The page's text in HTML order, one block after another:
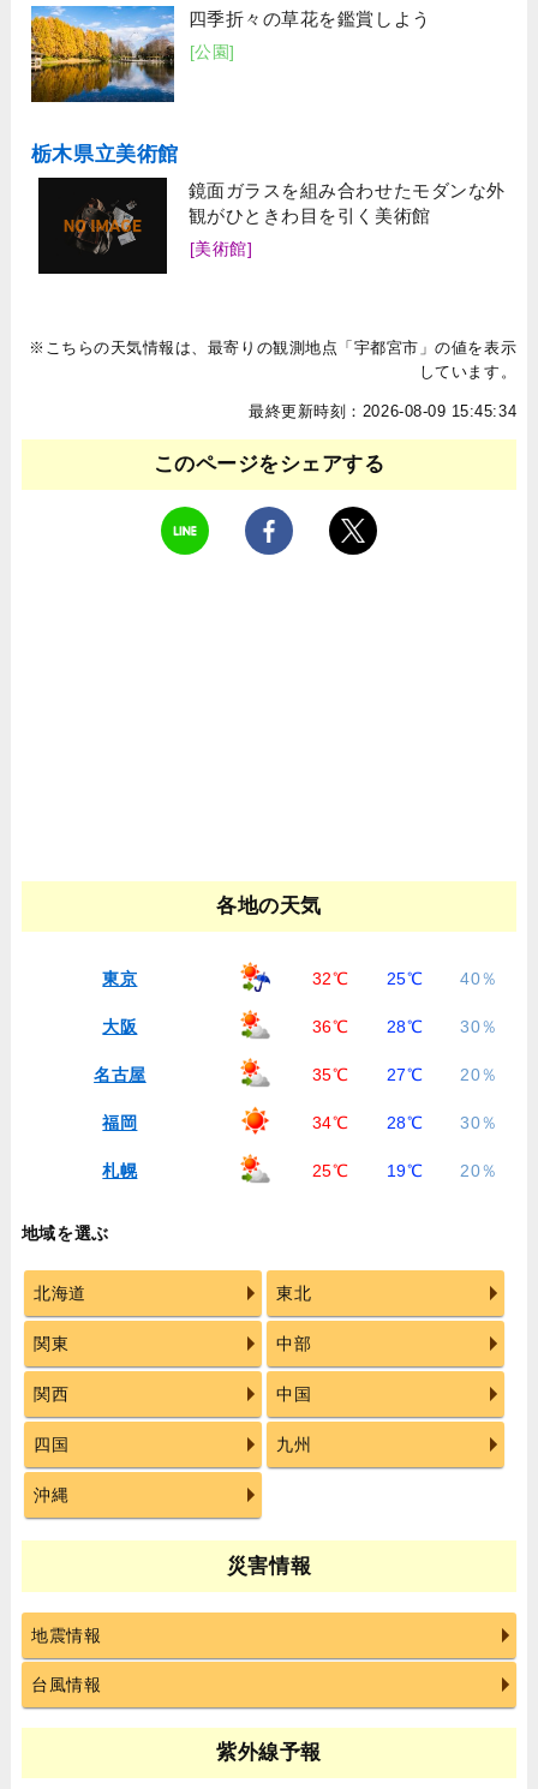
四季折々の草花を鑑賞しよう
[公園]
栃木県立美術館
鏡面ガラスを組み合わせたモダンな外
観がひときわ目を引く美術館
[美術館]
※こちらの天気情報は、最寄りの観測地点「宇都宮市」の値を表示
しています。
最終更新時刻：2026-08-09 15:45:34
このページをシェアする
各地の天気
東京 32℃ 25℃ 40％
大阪 36℃ 28℃ 30％
名古屋 35℃ 27℃ 20％
福岡 34℃ 28℃ 30％
札幌 25℃ 19℃ 20％
地域を選ぶ
北海道 東北
関東 中部
関西 中国
四国 九州
沖縄
災害情報
地震情報
台風情報
紫外線予報